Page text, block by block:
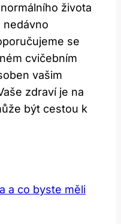
života
nedávno
se
cvičebním
vašim
zdraví je na
být cestou k
a co byste měli